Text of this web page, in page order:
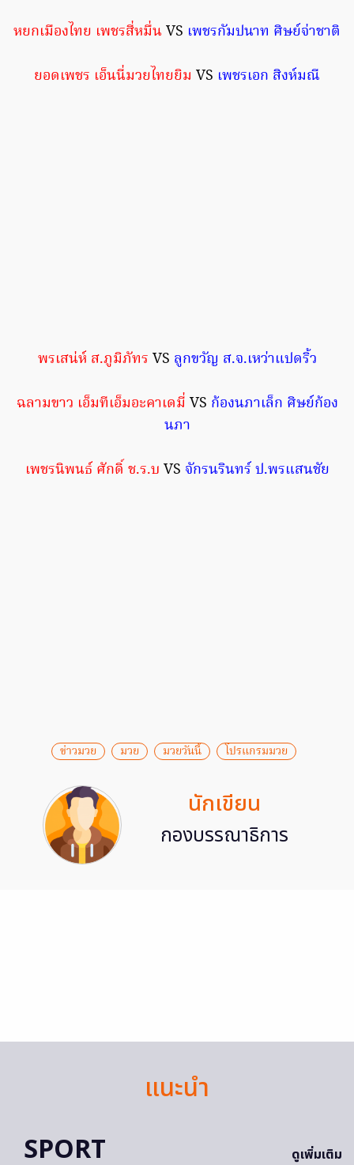
หยกเมืองไทย เพชรสี่หมื่นVS เพชรกัมปนาท ศิษย์จ่าชาติ
ยอดเพชร เอ็นนี่มวยไทยยิม VS เพชรเอก สิงห์มณี
พรเสน่ห์ ส.ภูมิภัทร VS ลูกขวัญ ส.จ.เหว่าแปดริ้ว
ฉลามขาว เอ็มทีเอ็มอะคาเดมี่ VS ก้องนภาเล็ก ศิษย์ก้อง
นภา
เพชรนิพนธ์ ศักดิ์ ช.ร.บ VS จักรนรินทร์ ป.พรแสนชัย
ข่าวมวย มวย มวยวันนี้ โปรแกรมมวย
นักเขียน
กองบรรณาธิการ
แนะนำ
SPORT
ดูเพิ่มเติม